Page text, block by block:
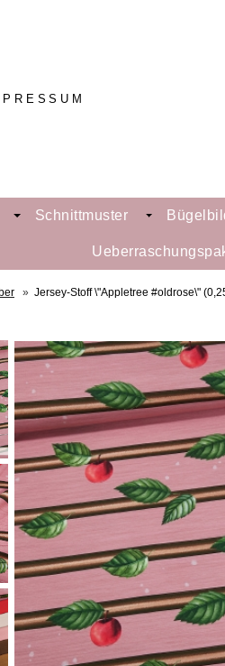
Schnittmuster
» Jersey-Stoff \"Appletree #oldrose\"